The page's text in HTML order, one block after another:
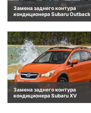
Замена заднего контура
кондиционера Subaru Outback
Замена заднего контура
кондиционера Subaru XV